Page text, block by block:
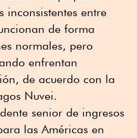
inconsistentes entre
de forma
normales, pero
enfrentan
de acuerdo con la
Nuvei.
senior de ingresos
las Américas en